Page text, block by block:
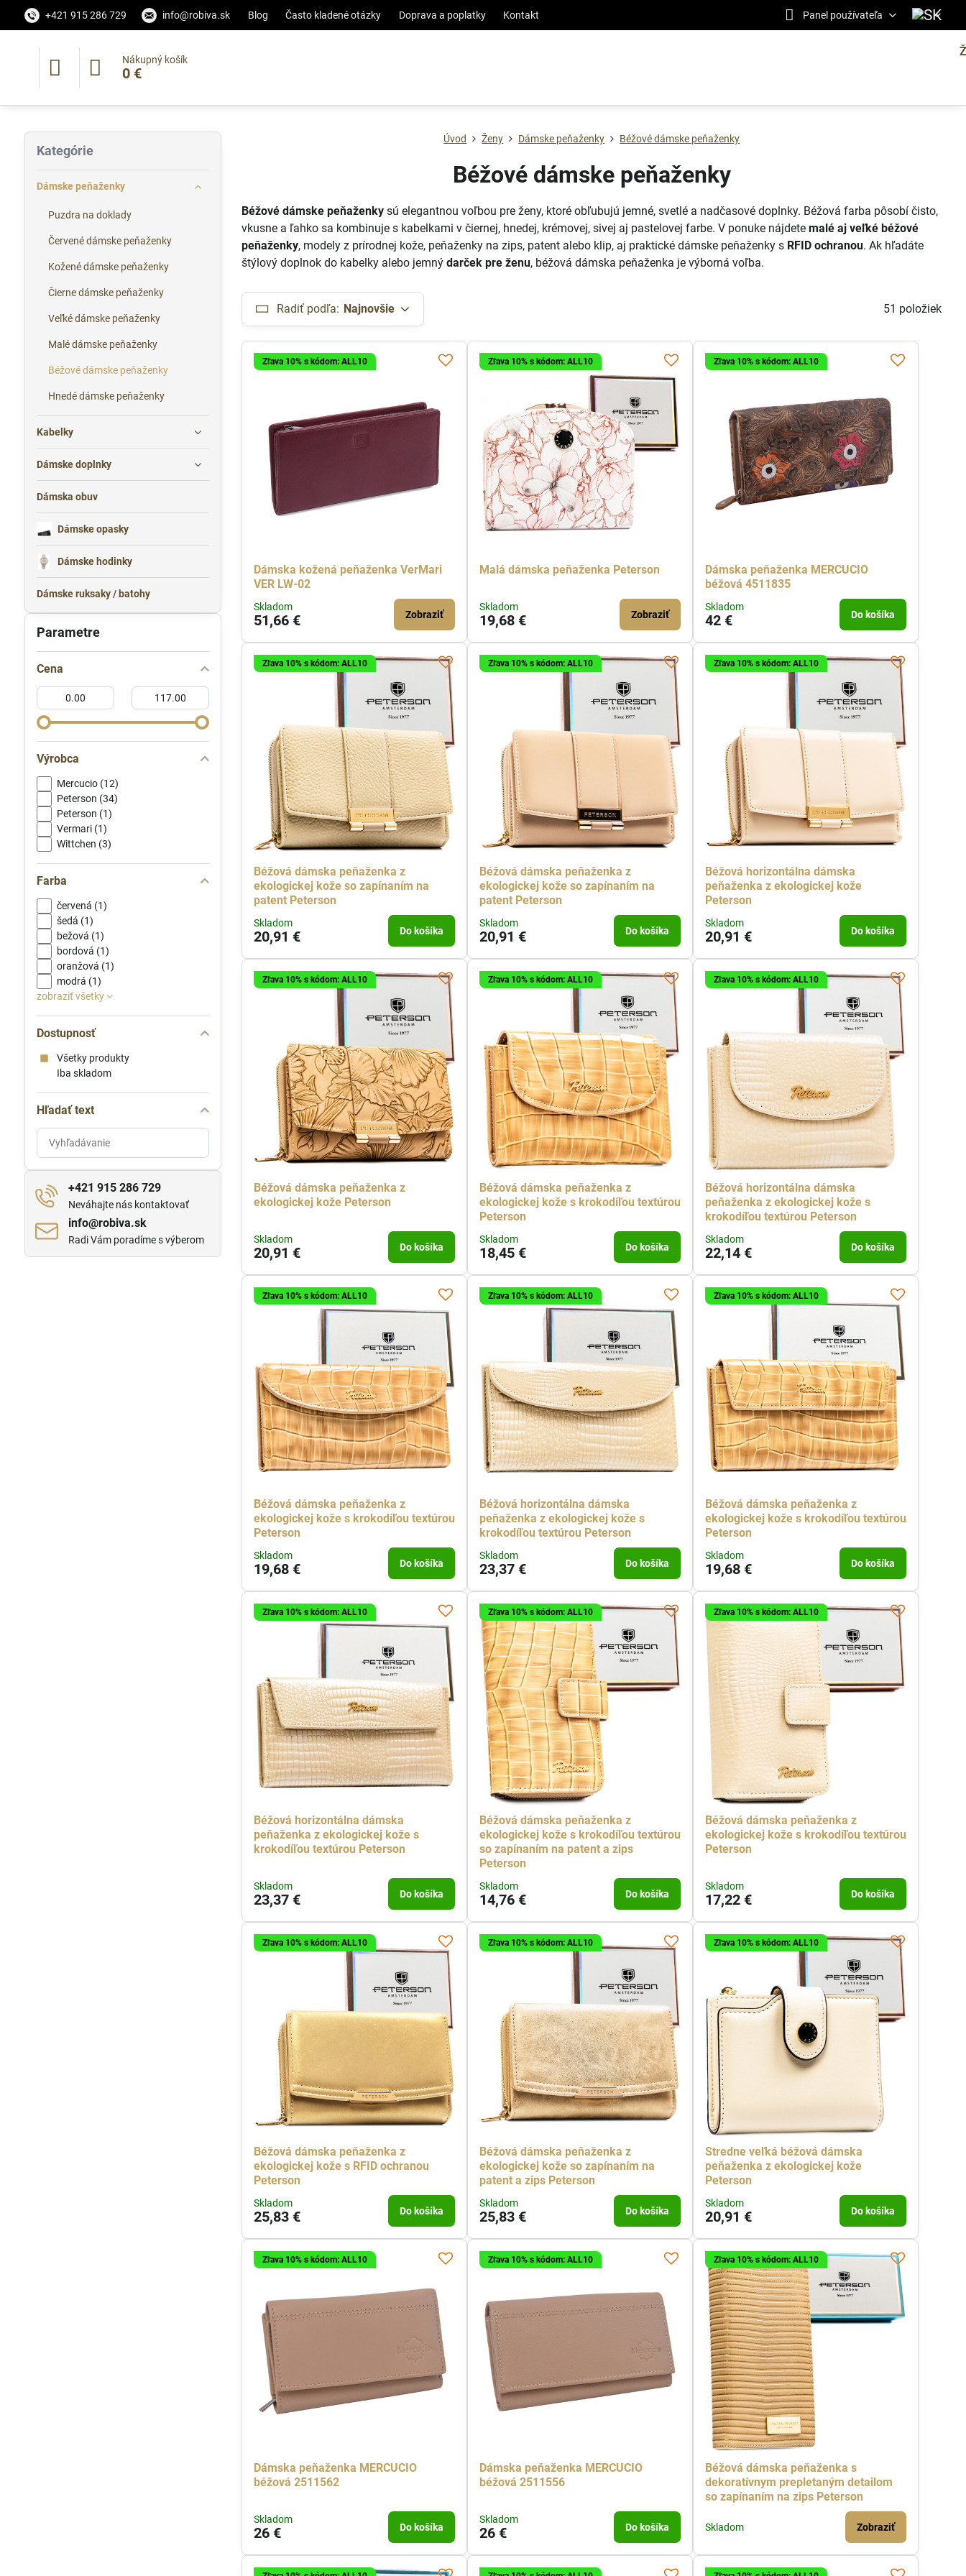
+421 915 286 729 info@robiva.sk Blog Často kladené otázky Doprava a poplatky Kontakt Panel používateľa
Nákupný košík
0 €
Úvod Ženy Dámske peňaženky Béžové dámske peňaženky
Béžové dámske peňaženky
Béžové dámske peňaženky sú elegantnou voľbou pre ženy, ktoré obľubujú jemné, svetlé a nadčasové doplnky. Béžová farba pôsobí čisto,
vkusne a ľahko sa kombinuje s kabelkami v čiernej, hnedej, krémovej, sivej aj pastelovej farbe. V ponuke nájdetemalé aj veľké béžové
peňaženky, modely z prírodnej kože, peňaženky na zips, patent alebo klip, aj praktické dámske peňaženky s RFID ochranou. Ak hľadáte
štýlový doplnok do kabelky alebo jemnýdarček pre ženu, béžová dámska peňaženka je výborná voľba.
Radiť podľa: Najnovšie 51 položiek
Zľava 10% s kódom: ALL10
Dámska kožená peňaženka VerMari
VER LW-02
Skladom
51,66 € Zobraziť
Zľava 10% s kódom: ALL10
Malá dámska peňaženka Peterson
Skladom
19,68 € Zobraziť
Zľava 10% s kódom: ALL10
Dámska peňaženka MERCUCIO
béžová 4511835
Skladom
42 € Do košíka
Zľava 10% s kódom: ALL10
Béžová dámska peňaženka z
ekologickej kože so zapínaním na
patent Peterson
Skladom
20,91 € Do košíka
Zľava 10% s kódom: ALL10
Béžová dámska peňaženka z
ekologickej kože so zapínaním na
patent Peterson
Skladom
20,91 € Do košíka
Zľava 10% s kódom: ALL10
Béžová horizontálna dámska
peňaženka z ekologickej kože
Peterson
Skladom
20,91 € Do košíka
Zľava 10% s kódom: ALL10
Béžová dámska peňaženka z
ekologickej kože Peterson
Skladom
20,91 € Do košíka
Zľava 10% s kódom: ALL10
Béžová dámska peňaženka z
ekologickej kože s krokodíľou textúrou
Peterson
Skladom
18,45 € Do košíka
Zľava 10% s kódom: ALL10
Béžová horizontálna dámska
peňaženka z ekologickej kože s
krokodíľou textúrou Peterson
Skladom
22,14 € Do košíka
Zľava 10% s kódom: ALL10
Béžová dámska peňaženka z
ekologickej kože s krokodíľou textúrou
Peterson
Skladom
19,68 € Do košíka
Zľava 10% s kódom: ALL10
Béžová horizontálna dámska
peňaženka z ekologickej kože s
krokodíľou textúrou Peterson
Skladom
23,37 € Do košíka
Zľava 10% s kódom: ALL10
Béžová dámska peňaženka z
ekologickej kože s krokodíľou textúrou
Peterson
Skladom
19,68 € Do košíka
Zľava 10% s kódom: ALL10
Béžová horizontálna dámska
peňaženka z ekologickej kože s
krokodíľou textúrou Peterson
Skladom
23,37 € Do košíka
Zľava 10% s kódom: ALL10
Béžová dámska peňaženka z
ekologickej kože s krokodíľou textúrou
so zapínaním na patent a zips
Peterson
Skladom
14,76 € Do košíka
Zľava 10% s kódom: ALL10
Béžová dámska peňaženka z
ekologickej kože s krokodíľou textúrou
Peterson
Skladom
17,22 € Do košíka
Zľava 10% s kódom: ALL10
Béžová dámska peňaženka z
ekologickej kože s RFID ochranou
Peterson
Skladom
25,83 € Do košíka
Zľava 10% s kódom: ALL10
Béžová dámska peňaženka z
ekologickej kože so zapínaním na
patent a zips Peterson
Skladom
25,83 € Do košíka
Zľava 10% s kódom: ALL10
Stredne veľká béžová dámska
peňaženka z ekologickej kože
Peterson
Skladom
20,91 € Do košíka
Zľava 10% s kódom: ALL10
Dámska peňaženka MERCUCIO
béžová 2511562
Skladom
26 € Do košíka
Zľava 10% s kódom: ALL10
Dámska peňaženka MERCUCIO
béžová 2511556
Skladom
26 € Do košíka
Zľava 10% s kódom: ALL10
Béžová dámska peňaženka s
dekoratívnym prepletaným detailom
so zapínaním na zips Peterson
Skladom Zobraziť
Parametre
Cena
Od:
Do:
Výrobca
Mercucio (12)
Peterson (34)
Peterson (1)
Vermari (1)
Wittchen (3)
Farba
červená (1)
šedá (1)
bežová (1)
bordová (1)
oranžová (1)
modrá (1)
zobraziť všetky
Dostupnosť
Všetky produkty
Iba skladom
Hľadať text
Prehľadať
výsledky
filtra
fulltextom+421 915 286 729
Neváhajte nás kontaktovať
info​@robiva​.sk
Radi Vám poradíme s výberom
Kategórie
Dámske peňaženky
Puzdra na doklady
Červené dámske peňaženky
Kožené dámske peňaženky
Čierne dámske peňaženky
Veľké dámske peňaženky
Malé dámske peňaženky
Béžové dámske peňaženky
Hnedé dámske peňaženky
Kabelky
Dámske doplnky
Dámska obuv
Dámske opasky
Dámske hodinky
Dámske ruksaky / batohy